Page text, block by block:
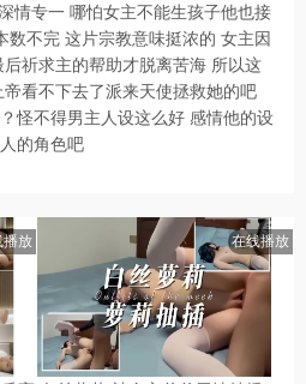
情专一 哪怕女主不能生孩子他也接
数不完 这片宗教意味挺浓的 女主因
祈求主的帮助才脱离苦海 所以这
看不下去了派来天使拯救她的吧
怪不得男主人设这么好 感情他的设
的角色吧